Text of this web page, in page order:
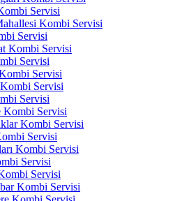
Servisi
Kombi Servisi
Servisi
Kombi Servisi
Servisi
Servisi
Servisi
Servisi
Kombi Servisi
Kombi Servisi
Servisi
Kombi Servisi
Servisi
Servisi
Kombi Servisi